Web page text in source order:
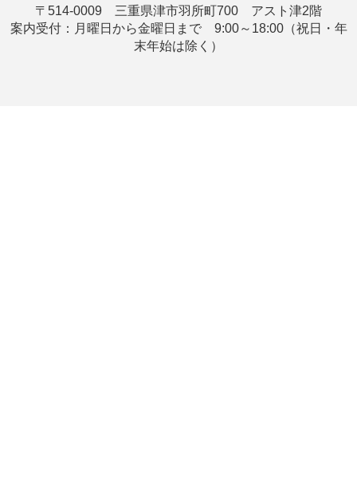
〒514-0009 三重県津市羽所町700 アスト津2階
案内受付：月曜日から金曜日まで 9:00～18:00（祝日・年
末年始は除く）